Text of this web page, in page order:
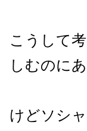
こうして
しむのに
けどソシ